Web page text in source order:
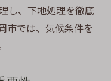
す効果
工管理
要性
し、下地処理を徹底
市では、気候条件を